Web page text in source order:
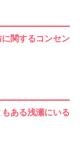
関するコンセン
ある浅瀬にいる